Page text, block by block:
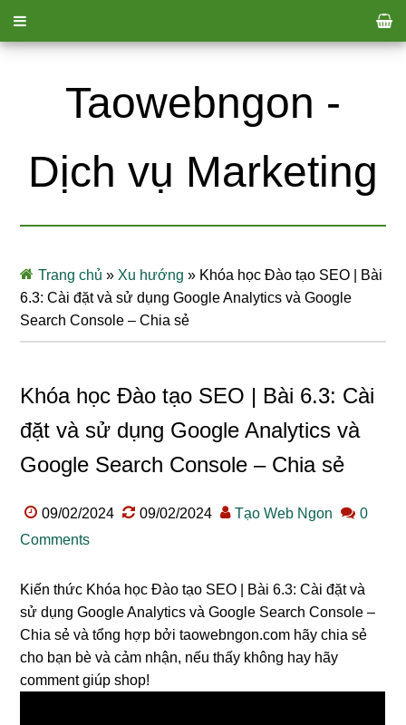
Taowebngon -
Dịch vụ Marketing
Trang chủ » Xu hướng » Khóa học Đào tạo SEO | Bài
6.3: Cài đặt và sử dụng Google Analytics và Google
Search Console – Chia sẻ
Khóa học Đào tạo SEO | Bài 6.3: Cài
đặt và sử dụng Google Analytics và
Google Search Console – Chia sẻ
09/02/2024 09/02/2024 Tạo Web Ngon
0
Comments
Kiến thức Khóa học Đào tạo SEO | Bài 6.3: Cài đặt và
sử dụng Google Analytics và Google Search Console –
Chia sẻ và tổng hợp bởi taowebngon.com hãy chia sẻ
cho bạn bè và cảm nhận, nếu thấy không hay hãy
comment giúp shop!